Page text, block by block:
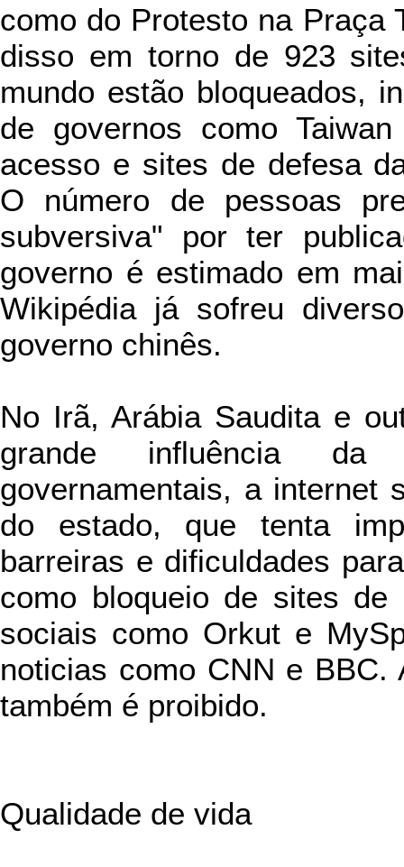
como do Protesto na Praça
disso em torno de 923
mundo estão bloqueados,
de governos como
acesso e sites de defesa
O número de pessoas
subversiva" por ter
governo é estimado em
Wikipédia já sofreu
governo chinês.
No Irã, Arábia Saudita e
grande influência
governamentais, a internet
do estado, que tenta
barreiras e dificuldades
como bloqueio de sites de
sociais como Orkut e
noticias como CNN e BBC.
também é proibido.
Qualidade de vida